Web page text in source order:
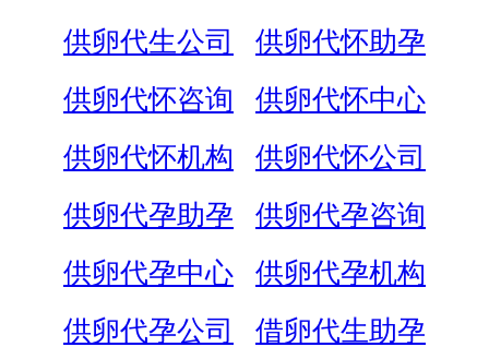
供卵代生公司
供卵代怀助孕
供卵代怀咨询
供卵代怀中心
供卵代怀机构
供卵代怀公司
供卵代孕助孕
供卵代孕咨询
供卵代孕中心
供卵代孕机构
供卵代孕公司
借卵代生助孕